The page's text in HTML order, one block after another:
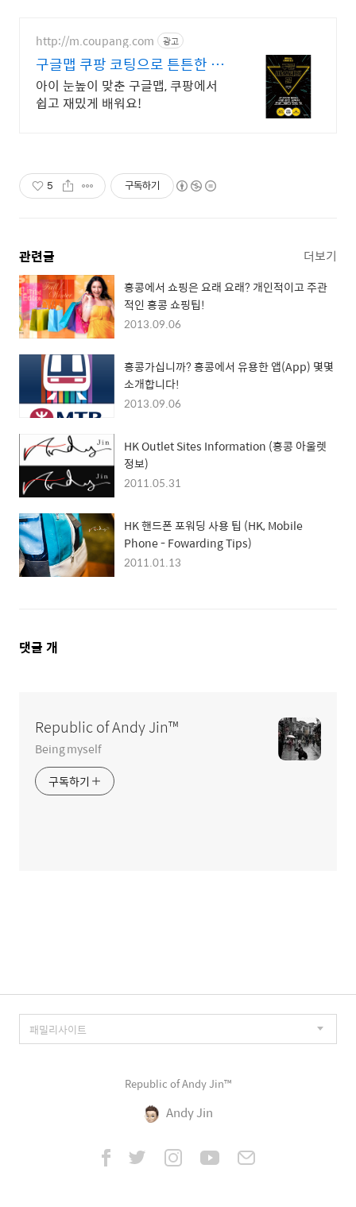
http://m.coupang.com 광고
구글맵 쿠팡 코팅으로 튼튼한 지
도
아이 눈높이 맞춘 구글맵, 쿠팡에서
쉽고 재밌게 배워요!
5 구독하기
관련글 더보기
홍콩에서 쇼핑은 요래 요래? 개인적이고 주관
적인 홍콩 쇼핑팁!
2013.09.06
홍콩가십니까? 홍콩에서 유용한 앱(App) 몇몇
소개합니다!
2013.09.06
HK Outlet Sites Information (홍콩 아울렛
정보)
2011.05.31
HK 핸드폰 포워딩 사용 팁 (HK, Mobile
Phone - Fowarding Tips)
2011.01.13
댓
댓글 개
Republic of Andy Jin™
Being myself
구독하기
Republic of Andy Jin™
Andy Jin